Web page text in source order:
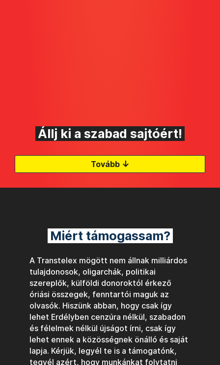
Állj ki a szabad sajtóért!
Tovább ↓
Miért támogassam?
A Transtelex mögött nem állnak milliárdos
tulajdonosok, oligarchák, politikai
szereplők, külföldi donoroktól érkező
óriási összegek, fenntartói maguk az
olvasók. Hiszünk abban, hogy csak így
lehet Erdélyben cenzúra nélkül, szabadon
és félelmek nélkül újságot írni, csak így
lehet ennek a közösségnek önálló és saját
lapja. Kérjük, legyél te is a támogatónk,
tegyél azért, hogy munkánkat folytatni